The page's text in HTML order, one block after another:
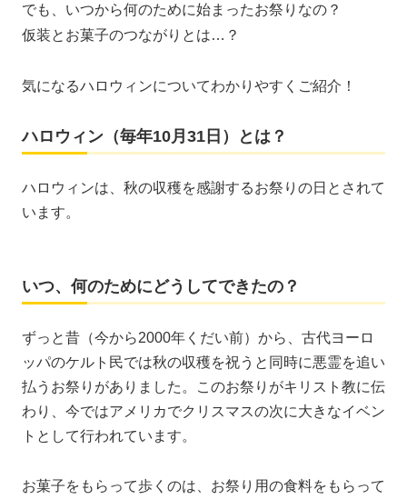
でも、いつから何のために始まったお祭りなの？
仮装とお菓子のつながりとは…？
気になるハロウィンについてわかりやすくご紹介！
ハロウィン（毎年10月31日）とは？
ハロウィンは、秋の収穫を感謝するお祭りの日とされて
います。
いつ、何のためにどうしてできたの？
ずっと昔（今から2000年くだい前）から、古代ヨーロ
ッパのケルト民では秋の収穫を祝うと同時に悪霊を追い
払うお祭りがありました。このお祭りがキリスト教に伝
わり、今ではアメリカでクリスマスの次に大きなイベン
トとして行われています。
お菓子をもらって歩くのは、お祭り用の食料をもらって